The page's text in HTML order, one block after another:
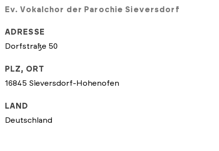
Ev. Vokalchor der Parochie Sieversdorf
ADRESSE
Dorfstraße 50
PLZ, ORT
16845 Sieversdorf-Hohenofen
LAND
Deutschland